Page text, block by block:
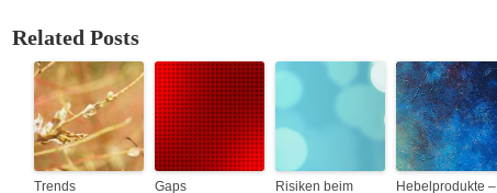
Related Posts
Trends Gaps
Risiken beim
Hebelprodukte –